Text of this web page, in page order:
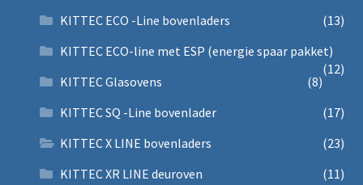
KITTEC ECO -Line bovenladers
(13)
KITTEC ECO-line met ESP (energie spaar pakket)
(12)
KITTEC Glasovens
(8)
KITTEC SQ -Line bovenlader
(17)
KITTEC X LINE bovenladers
(23)
KITTEC XR LINE deuroven
(11)